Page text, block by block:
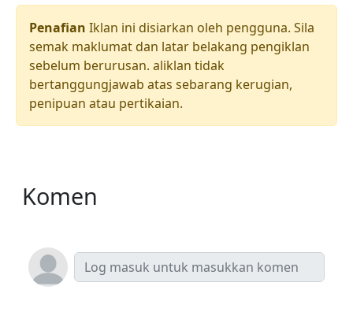
Penafian Iklan ini disiarkan oleh pengguna. Sila
semak maklumat dan latar belakang pengiklan
sebelum berurusan. aliklan tidak
bertanggungjawab atas sebarang kerugian,
penipuan atau pertikaian.
Komen